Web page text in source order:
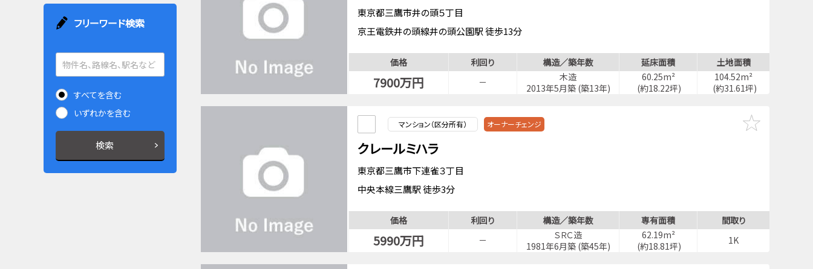
東京都三鷹市井の頭５丁目
京王電鉄井の頭線井の頭公園駅 徒歩13分
価格 利回り 構造／築年数 延床面積 土地面積
7900万円 －
木造
2013年5月築 (築13年)
60.25m²
(約18.22坪)
104.52m²
(約31.61坪)
マンション（区分所有） オーナーチェンジ
クレールミハラ
東京都三鷹市下連雀３丁目
中央本線三鷹駅 徒歩3分
価格 利回り 構造／築年数 専有面積 間取り
5990万円 －
ＳＲＣ造
1981年6月築 (築45年)
62.19m²
(約18.81坪)
1K
フリーワード検索
すべてを含む
いずれかを含む
検索